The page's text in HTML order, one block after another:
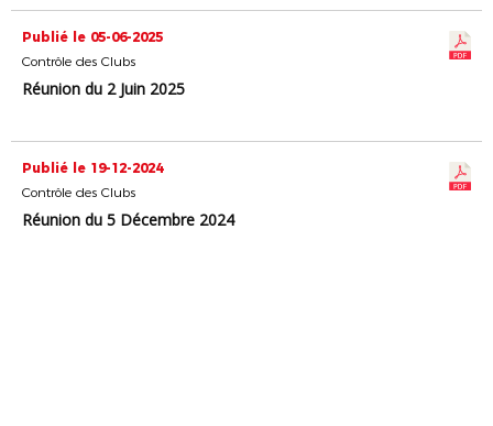
Publié le 05-06-2025
Contrôle des Clubs
Réunion du 2 Juin 2025
Publié le 19-12-2024
Contrôle des Clubs
Réunion du 5 Décembre 2024